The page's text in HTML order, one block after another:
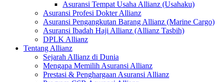
Asuransi Tempat Usaha Allianz (Usahaku)
Asuransi Profesi Dokter Allianz
Asuransi Pengangkutan Barang Allianz (Marine Cargo)
Asuransi Ibadah Haji Allianz (Allianz Tasbih)
DPLK Allianz
Tentang Allianz
Sejarah Allianz di Dunia
Mengapa Memilih Asuransi Allianz
Prestasi & Penghargaan Asuransi Allianz